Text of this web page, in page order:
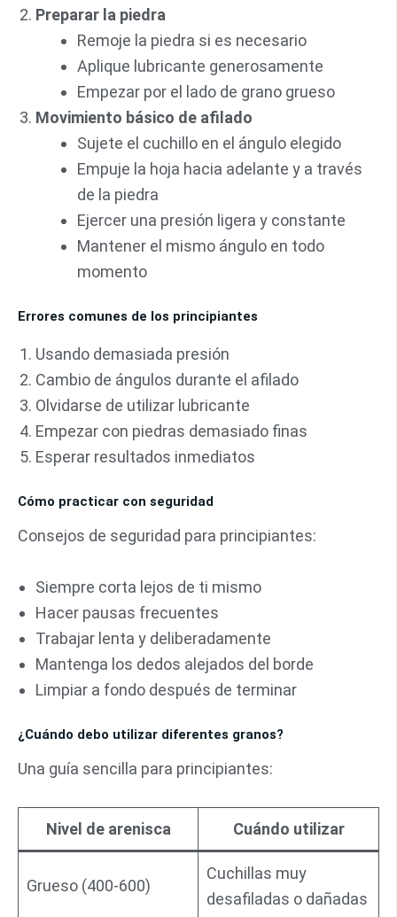
Preparar la piedra
Remoje la piedra si es necesario
Aplique lubricante generosamente
Empezar por el lado de grano grueso
Movimiento básico de afilado
Sujete el cuchillo en el ángulo elegido
Empuje la hoja hacia adelante y a través
de la piedra
Ejercer una presión ligera y constante
Mantener el mismo ángulo en todo
momento
Errores comunes de los principiantes
Usando demasiada presión
Cambio de ángulos durante el afilado
Olvidarse de utilizar lubricante
Empezar con piedras demasiado finas
Esperar resultados inmediatos
Cómo practicar con seguridad
Consejos de seguridad para principiantes:
Siempre corta lejos de ti mismo
Hacer pausas frecuentes
Trabajar lenta y deliberadamente
Mantenga los dedos alejados del borde
Limpiar a fondo después de terminar
¿Cuándo debo utilizar diferentes granos?
Una guía sencilla para principiantes:
Nivel de arenisca Cuándo utilizar
Grueso (400-600)
Cuchillas muy
desafiladas o dañadas